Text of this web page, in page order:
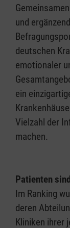
und
deutschen
emotionaler
ein
Vielzahl der
machen.
Patienten
Im Ranking
deren
Kliniken ihrer